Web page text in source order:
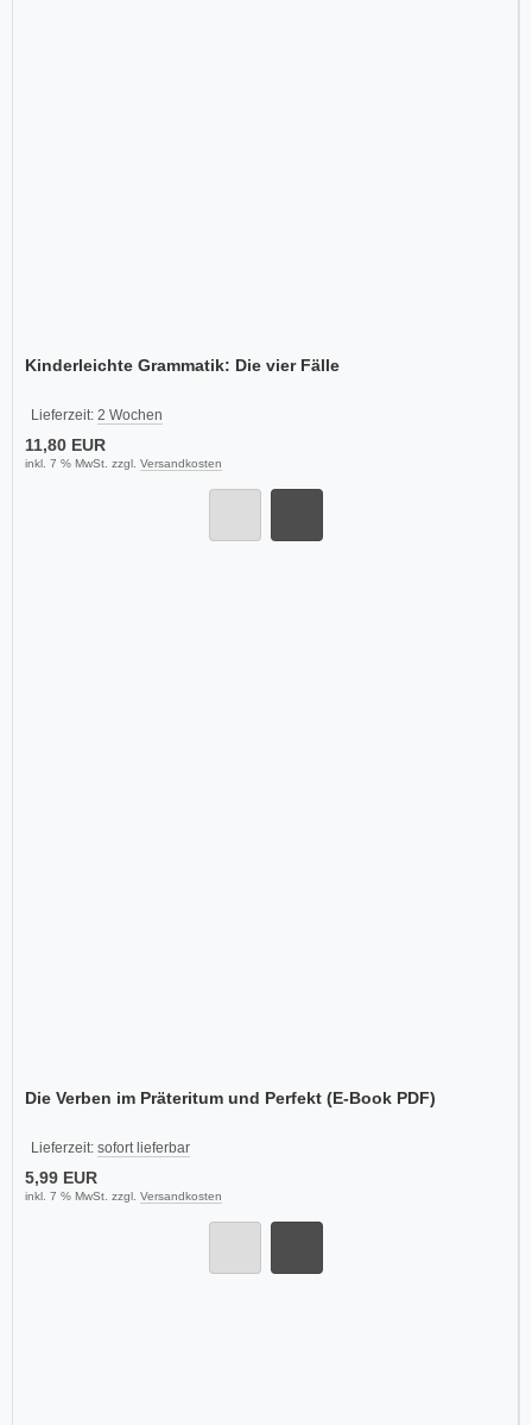
Kinderleichte Grammatik: Die vier Fälle
Lieferzeit: 2 Wochen
11,80 EUR
inkl. 7 % MwSt. zzgl. Versandkosten
Die Verben im Präteritum und Perfekt (E-Book PDF)
Lieferzeit: sofort lieferbar
5,99 EUR
inkl. 7 % MwSt. zzgl. Versandkosten